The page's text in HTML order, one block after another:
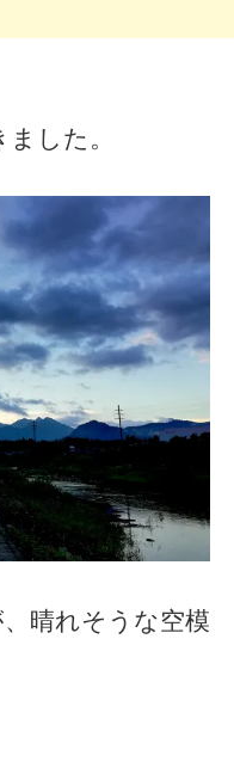
した。
晴れそうな空模